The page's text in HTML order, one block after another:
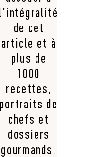
l’intégralité
de cet
article et à
plus de
1000
recettes,
portraits de
chefs et
dossiers
gourmands.